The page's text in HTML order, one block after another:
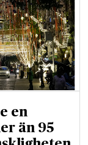
en
än 95